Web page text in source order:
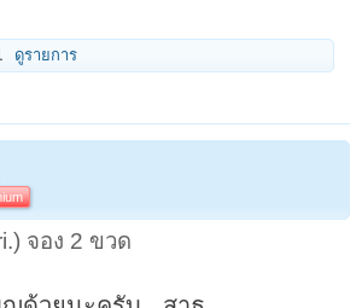
ดูรายการ
จอง 2 ขวด